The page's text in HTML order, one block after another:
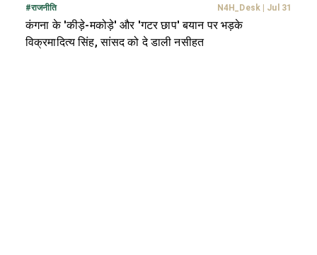
#राजनीति N4H_Desk| Jul 31
कंगना के 'कीड़े-मकोड़े' और 'गटर छाप' बयान पर भड़के
विक्रमादित्य सिंह, सांसद को दे डाली नसीहत